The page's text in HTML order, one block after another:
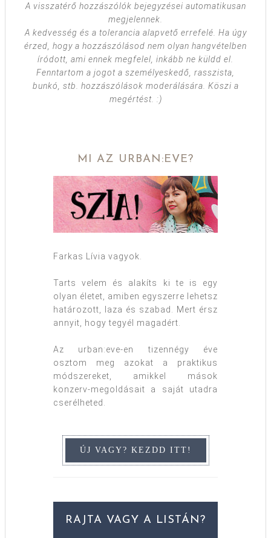
A visszatérő hozzászólók bejegyzései automatikusan
megjelennek.
A kedvesség és a tolerancia alapvető errefelé. Ha úgy
érzed, hogy a hozzászólásod nem olyan hangvételben
íródott, ami ennek megfelel, inkább ne küldd el.
Fenntartom a jogot a személyeskedő, rasszista,
bunkó, stb. hozzászólások moderálására. Köszi a
megértést. :)
MI AZ URBAN:EVE?
Farkas Lívia vagyok.
Tarts velem és alakíts ki te is egy
olyan életet, amiben egyszerre lehetsz
határozott, laza és szabad. Mert érsz
annyit, hogy tegyél magadért.
Az urban:eve-en tizennégy éve
osztom meg azokat a praktikus
módszereket, amikkel mások
konzerv-megoldásait a saját utadra
cserélheted.
RAJTA VAGY A LISTÁN?